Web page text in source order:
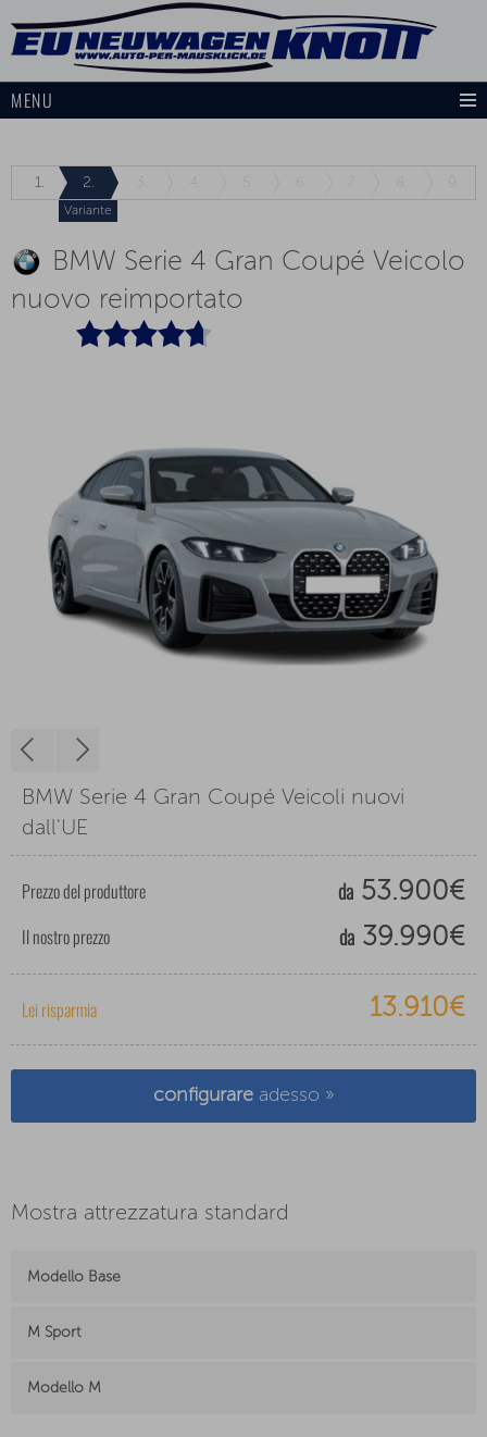
MENU
1. 2.
Variante
BMW Serie 4 Gran Coupé Veicolo
nuovo reimportato
BMW Serie 4 Gran Coupé Veicoli nuovi
dall'UE
Prezzo del produttore da 53.900€
Il nostro prezzo da 39.990€
Lei risparmia 13.910€
configurareadesso »
Mostra attrezzatura standard
Modello Base
M Sport
Modello M